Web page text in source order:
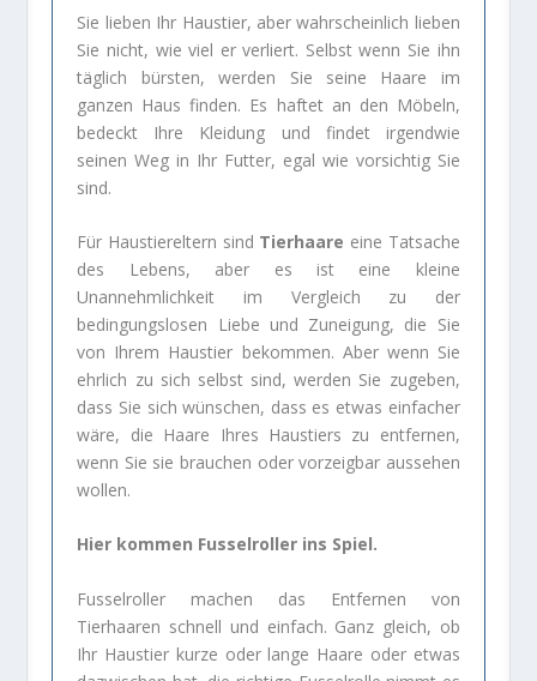
Sie lieben Ihr Haustier, aber wahrscheinlich lieben
Sie nicht, wie viel er verliert. Selbst wenn Sie ihn
täglich bürsten, werden Sie seine Haare im
ganzen Haus finden. Es haftet an den Möbeln,
bedeckt Ihre Kleidung und findet irgendwie
seinen Weg in Ihr Futter, egal wie vorsichtig Sie
sind.
Für Haustiereltern sind Tierhaare eine Tatsache
des Lebens, aber es ist eine kleine
Unannehmlichkeit im Vergleich zu der
bedingungslosen Liebe und Zuneigung, die Sie
von Ihrem Haustier bekommen. Aber wenn Sie
ehrlich zu sich selbst sind, werden Sie zugeben,
dass Sie sich wünschen, dass es etwas einfacher
wäre, die Haare Ihres Haustiers zu entfernen,
wenn Sie sie brauchen oder vorzeigbar aussehen
wollen.
Hier kommen Fusselroller ins Spiel.
Fusselroller machen das Entfernen von
Tierhaaren schnell und einfach. Ganz gleich, ob
Ihr Haustier kurze oder lange Haare oder etwas